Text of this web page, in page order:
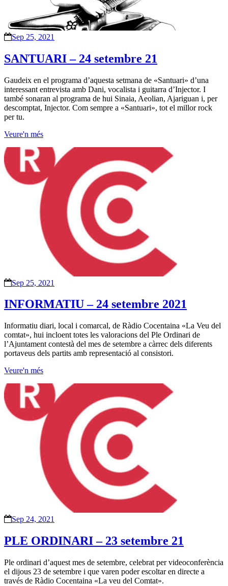
Sep 25, 2021
SANTUARI – 24 setembre 21
Gaudeix en el programa d’aquesta setmana de «Santuari» d’una
interessant entrevista amb Dani, vocalista i guitarra d’Injector. I
també sonaran al programa de hui Sinaia, Aeolian, Ajariguan i, per
descomptat, Injector. Com sempre a «Santuari», tot el millor rock
per tu.
Veure'n més
Sep 25, 2021
INFORMATIU – 24 setembre 2021
Informatiu diari, local i comarcal, de Ràdio Cocentaina «La Veu del
comtat», hui incloent totes les valoracions del Ple Ordinari de
l’Ajuntament contestà del mes de setembre a càrrec dels diferents
portaveus dels partits amb representació al consistori.
Veure'n més
Sep 24, 2021
PLE ORDINARI – 23 setembre 21
Ple ordinari d’aquest mes de setembre, celebrat per videoconferència
el dijous 23 de setembre i que varen poder escoltar en directe a
través de Ràdio Cocentaina «La veu del Comtat».